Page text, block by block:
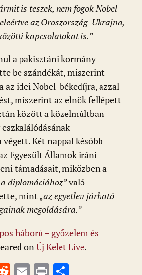
is teszek, nem fogok Nobel-
az Oroszország-Ukrajna,
kapcsolatokat is.”
a pakisztáni kormány
be szándékát, miszerint
az idei Nobel-békedíjra, azzal
miszerint az elnök fellépett
között a közelmúltban
végett. Két nappal később
Egyesült Államok iráni
támadásait, miközben a
a diplomáciához”való
mint „az egyetlen járható
megoldására.”
háború – győzelem és
onÚj Kelet Live.